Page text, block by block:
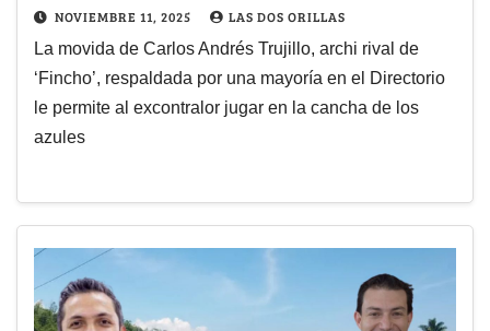
NOVIEMBRE 11, 2025 LAS DOS ORILLAS
La movida de Carlos Andrés Trujillo, archi rival de
‘Fincho’, respaldada por una mayoría en el Directorio
le permite al excontralor jugar en la cancha de los
azules